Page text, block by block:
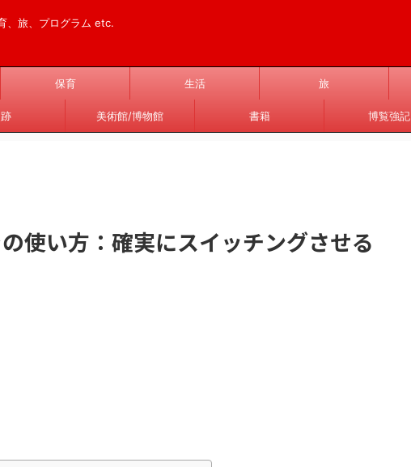
、旅、プログラム etc.
保育 生活 旅
美術館/博物館 書籍 博覧強記
使い方：確実にスイッチングさせる